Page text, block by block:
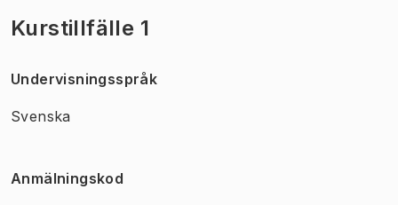
Kurstillfälle 1
Undervisningsspråk
Svenska
Anmälningskod